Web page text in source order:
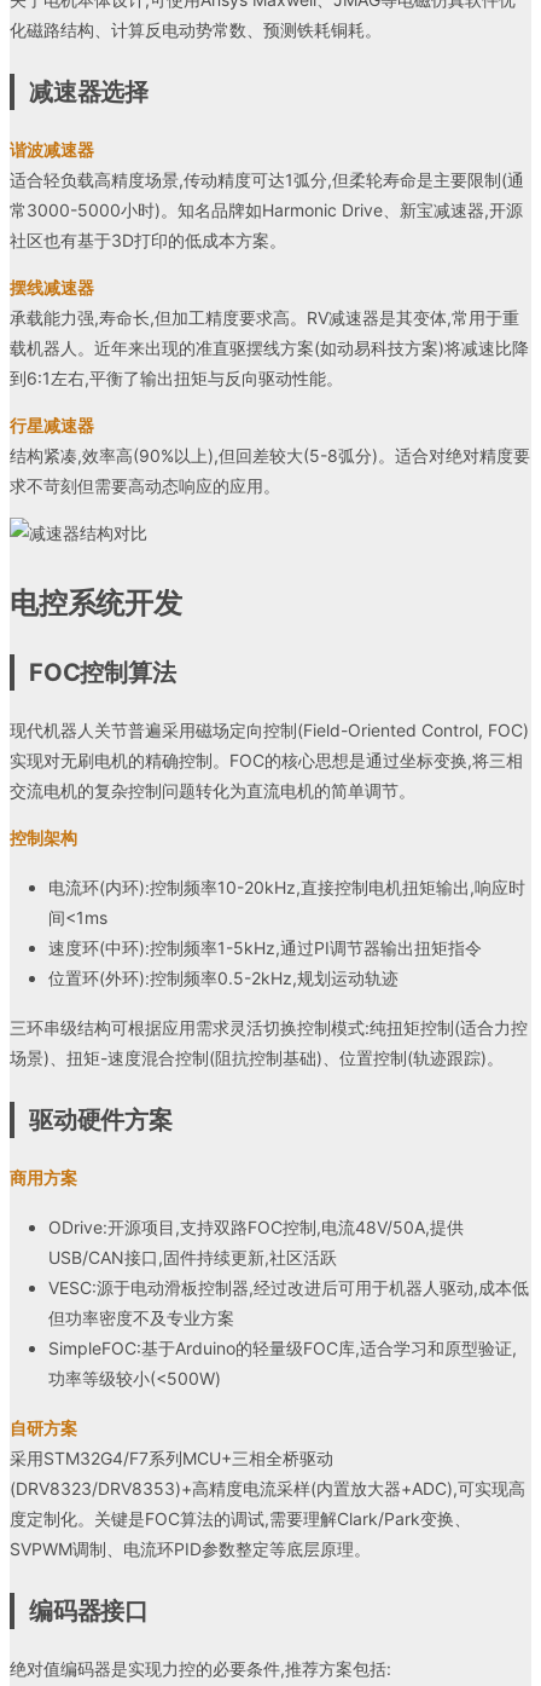
化磁路结构、计算反电动势常数、预测铁耗铜耗。
减速器选择
谐波减速器
适合轻负载高精度场景,传动精度可达1弧分,但柔轮寿命是主要限制(通
常3000-5000小时)。知名品牌如Harmonic Drive、新宝减速器,开源
社区也有基于3D打印的低成本方案。
摆线减速器
承载能力强,寿命长,但加工精度要求高。RV减速器是其变体,常用于重
载机器人。近年来出现的准直驱摆线方案(如动易科技方案)将减速比降
到6:1左右,平衡了输出扭矩与反向驱动性能。
行星减速器
结构紧凑,效率高(90%以上),但回差较大(5-8弧分)。适合对绝对精度要
求不苛刻但需要高动态响应的应用。
电控系统开发
FOC控制算法
现代机器人关节普遍采用磁场定向控制(Field-Oriented Control, FOC)
实现对无刷电机的精确控制。FOC的核心思想是通过坐标变换,将三相
交流电机的复杂控制问题转化为直流电机的简单调节。
控制架构
电流环(内环):控制频率10-20kHz,直接控制电机扭矩输出,响应时
间<1ms
速度环(中环):控制频率1-5kHz,通过PI调节器输出扭矩指令
位置环(外环):控制频率0.5-2kHz,规划运动轨迹
三环串级结构可根据应用需求灵活切换控制模式:纯扭矩控制(适合力控
场景)、扭矩-速度混合控制(阻抗控制基础)、位置控制(轨迹跟踪)。
驱动硬件方案
商用方案
ODrive:开源项目,支持双路FOC控制,电流48V/50A,提供
USB/CAN接口,固件持续更新,社区活跃
VESC:源于电动滑板控制器,经过改进后可用于机器人驱动,成本低
但功率密度不及专业方案
SimpleFOC:基于Arduino的轻量级FOC库,适合学习和原型验证,
功率等级较小(<500W)
自研方案
采用STM32G4/F7系列MCU+三相全桥驱动
(DRV8323/DRV8353)+高精度电流采样(内置放大器+ADC),可实现高
度定制化。关键是FOC算法的调试,需要理解Clark/Park变换、
SVPWM调制、电流环PID参数整定等底层原理。
编码器接口
绝对值编码器是实现力控的必要条件,推荐方案包括: